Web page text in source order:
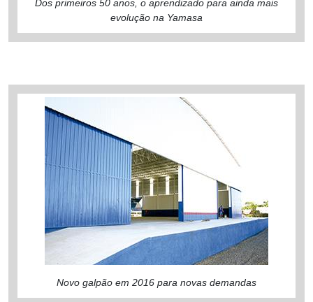
Dos primeiros 50 anos, o aprendizado para ainda mais
evolução na Yamasa
Novo galpão em 2016 para novas demandas